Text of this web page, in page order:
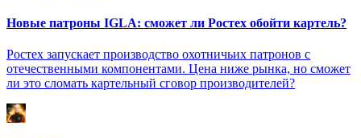
Новые патроны IGLA: сможет ли Ростех обойти картель?
Ростех запускает производство охотничьих патронов с
отечественными компонентами. Цена ниже рынка, но сможет
ли это сломать картельный сговор производителей?